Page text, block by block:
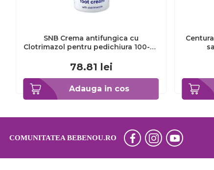
Adauga in cos
SNB Crema antifungica cu
Clotrimazol pentru pedichiura 100-ml
78.81 lei
COMUNITATEA BEBENOU.RO